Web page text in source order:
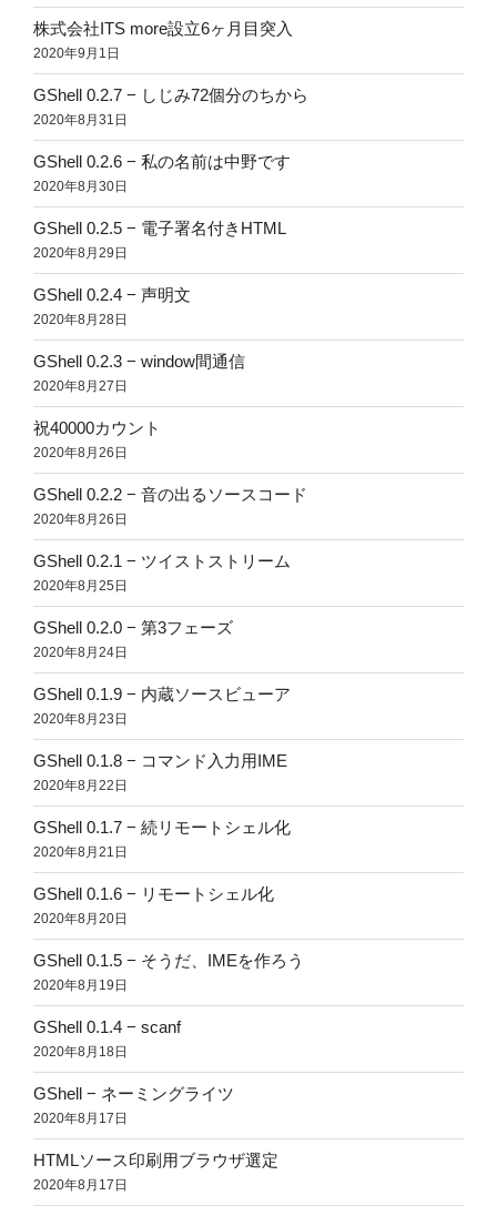
株式会社ITS more設立6ヶ月目突入
2020年9月1日
GShell 0.2.7 − しじみ72個分のちから
2020年8月31日
GShell 0.2.6 − 私の名前は中野です
2020年8月30日
GShell 0.2.5 − 電子署名付きHTML
2020年8月29日
GShell 0.2.4 − 声明文
2020年8月28日
GShell 0.2.3 − window間通信
2020年8月27日
祝40000カウント
2020年8月26日
GShell 0.2.2 − 音の出るソースコード
2020年8月26日
GShell 0.2.1 − ツイストストリーム
2020年8月25日
GShell 0.2.0 − 第3フェーズ
2020年8月24日
GShell 0.1.9 − 内蔵ソースビューア
2020年8月23日
GShell 0.1.8 − コマンド入力用IME
2020年8月22日
GShell 0.1.7 − 続リモートシェル化
2020年8月21日
GShell 0.1.6 − リモートシェル化
2020年8月20日
GShell 0.1.5 − そうだ、IMEを作ろう
2020年8月19日
GShell 0.1.4 − scanf
2020年8月18日
GShell − ネーミングライツ
2020年8月17日
HTMLソース印刷用ブラウザ選定
2020年8月17日